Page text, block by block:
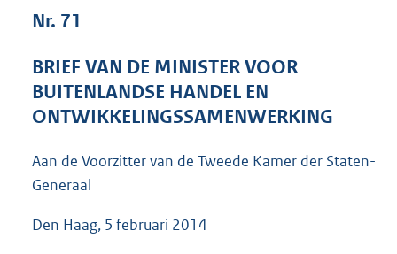
e
:
6
b
Nr. 71
BRIEF VAN DE MINISTER VOOR
BUITENLANDSE HANDEL EN
ONTWIKKELINGSSAMENWERKING
Aan de Voorzitter van de Tweede Kamer der Staten-
Generaal
Den Haag, 5 februari 2014